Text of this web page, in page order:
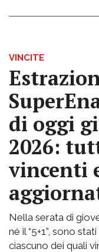
VINCITE
di oggi
2026:
vincenti
Nella serata di
né il “5+1”, sono
ciascuno dei quali